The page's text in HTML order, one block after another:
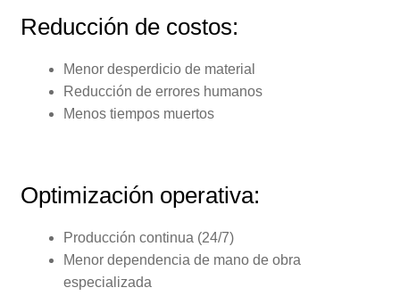
Reducción de costos:
Menor desperdicio de material
Reducción de errores humanos
Menos tiempos muertos
Optimización operativa:
Producción continua (24/7)
Menor dependencia de mano de obra
especializada